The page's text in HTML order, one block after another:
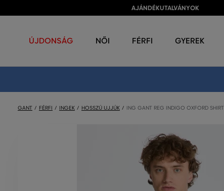
AJÁNDÉKUTALVÁNYOK
ÚJDONSÁG NŐI FÉRFI GYEREK
GANT FÉRFI INGEK HOSSZÚ UJJÚK ING GANT REG INDIGO OXFORD SHIRT